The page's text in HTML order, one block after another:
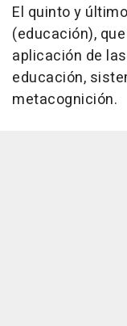
El quinto y
(educación),
aplicación de
educación,
metacognición.